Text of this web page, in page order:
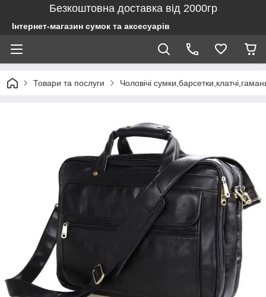
Безкоштовна доставка від 2000гр
Інтернет-магазин сумок та аксесуарів
Товари та послуги Чоловічі